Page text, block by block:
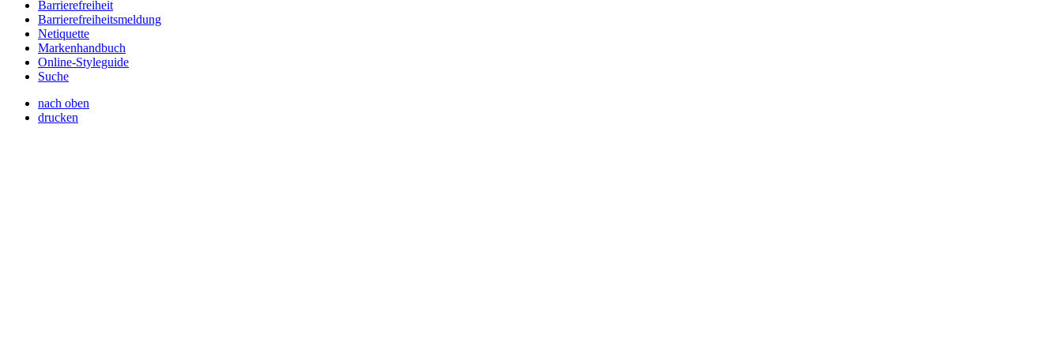
Barrierefreiheit
Barrierefreiheitsmeldung
Netiquette
Markenhandbuch
Online-Styleguide
Suche
nach oben
drucken